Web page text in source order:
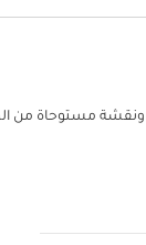
مستوحاة من